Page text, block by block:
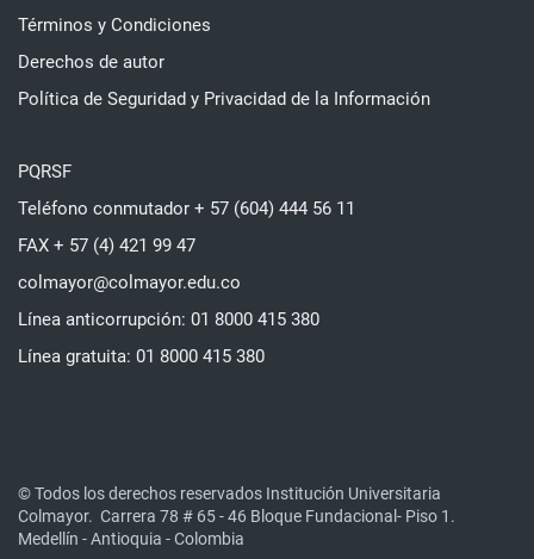
Términos y Condiciones
Derechos de autor
Política de Seguridad y Privacidad de la Información
PQRSF
Teléfono conmutador + 57 (604) 444 56 11
FAX + 57 (4) 421 99 47
colmayor@colmayor.edu.co
Línea anticorrupción: 01 8000 415 380
Línea gratuita: 01 8000 415 380
© Todos los derechos reservados Institución Universitaria
Colmayor. Carrera 78 # 65 - 46 Bloque Fundacional- Piso 1.
Medellín - Antioquia - Colombia